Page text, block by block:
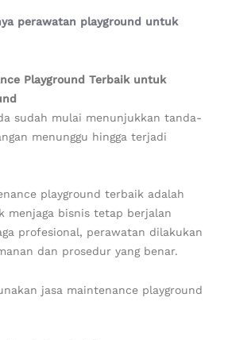
perawatan playground untuk
Playground Terbaik untuk
sudah mulai menunjukkan tanda-
menunggu hingga terjadi
playground terbaik adalah
menjaga bisnis tetap berjalan
profesional, perawatan dilakukan
dan prosedur yang benar.
jasa maintenance playground